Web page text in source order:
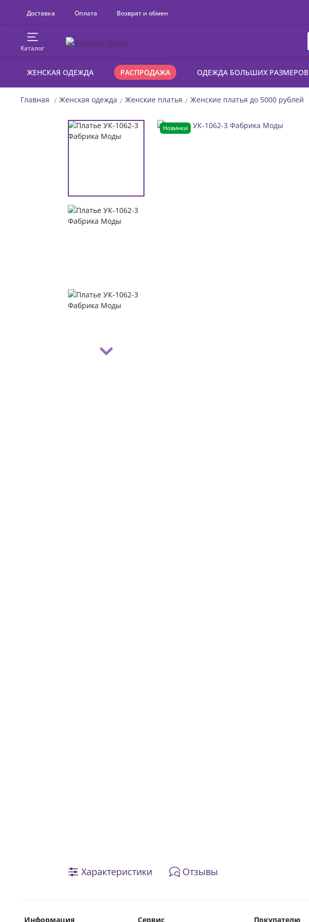
Доставка Оплата Возврат и обмен
Каталог
ЖЕНСКАЯ ОДЕЖДА РАСПРОДАЖА ОДЕЖДА БОЛЬШИХ РАЗМЕРОВ
Главная Женская одежда Женские платья Женские платья до 5000 рублей
Новинки
Характеристики Отзывы
Информация Сервис Покупателю